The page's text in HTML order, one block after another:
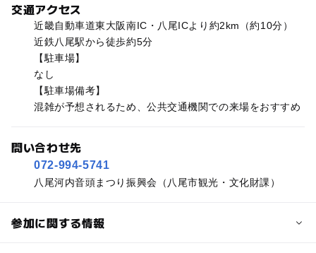
交通アクセス
近畿自動車道東大阪南IC・八尾ICより約2km（約10分）
近鉄八尾駅から徒歩約5分
【駐車場】
なし
【駐車場備考】
混雑が予想されるため、公共交通機関での来場をおすすめ
問い合わせ先
072-994-5741
八尾河内音頭まつり振興会（八尾市観光・文化財課）
参加に関する情報